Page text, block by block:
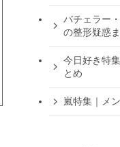
バチェラー
の整形疑惑
今日好き特
とめ
嵐特集｜メ